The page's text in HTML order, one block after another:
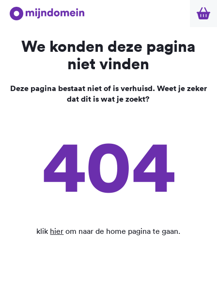
We konden deze pagina
niet vinden
Deze pagina bestaat niet of is verhuisd. Weet je zeker
dat dit is wat je zoekt?
404
klik hier om naar de home pagina te gaan.